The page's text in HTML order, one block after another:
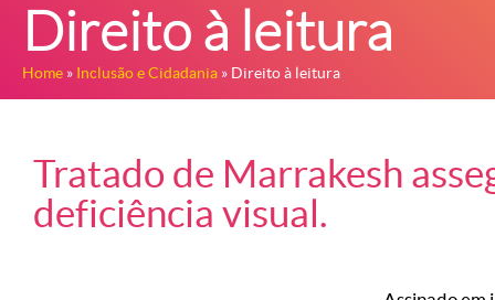
Direito à leitura
Home » Inclusão e Cidadania » Direito à leitura
Tratado de Marrakesh
deficiência visual.